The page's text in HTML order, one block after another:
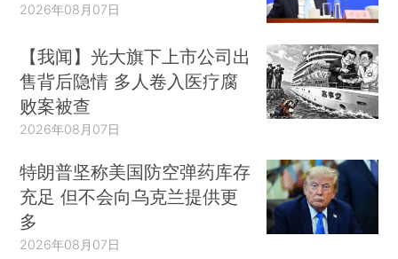
2026年08月07日
【我闻】光大旗下上市公司出
售背后隐情 多人卷入医疗腐
败案被查
2026年08月07日
特朗普坚称美国防空弹药库存
充足 但不会向乌克兰提供更
多
2026年08月07日